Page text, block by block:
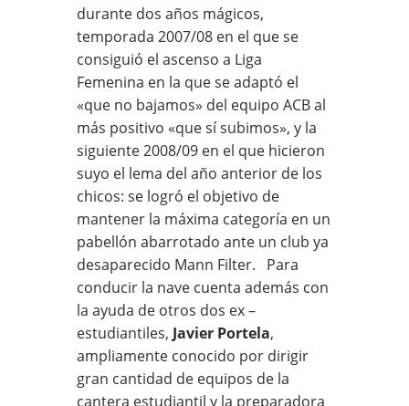
durante dos años mágicos,
temporada 2007/08 en el que se
consiguió el ascenso a Liga
Femenina en la que se adaptó el
«que no bajamos» del equipo ACB al
más positivo «que sí subimos», y la
siguiente 2008/09 en el que hicieron
suyo el lema del año anterior de los
chicos: se logró el objetivo de
mantener la máxima categoría en un
pabellón abarrotado ante un club ya
desaparecido Mann Filter. Para
conducir la nave cuenta además con
la ayuda de otros dos ex –
estudiantiles, Javier Portela,
ampliamente conocido por dirigir
gran cantidad de equipos de la
cantera estudiantil y la preparadora